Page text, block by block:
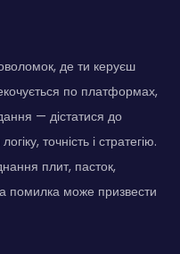
де ти керуєш
по платформах,
— дістатися до
точність і стратегію.
плит, пасток,
помилка може призвести